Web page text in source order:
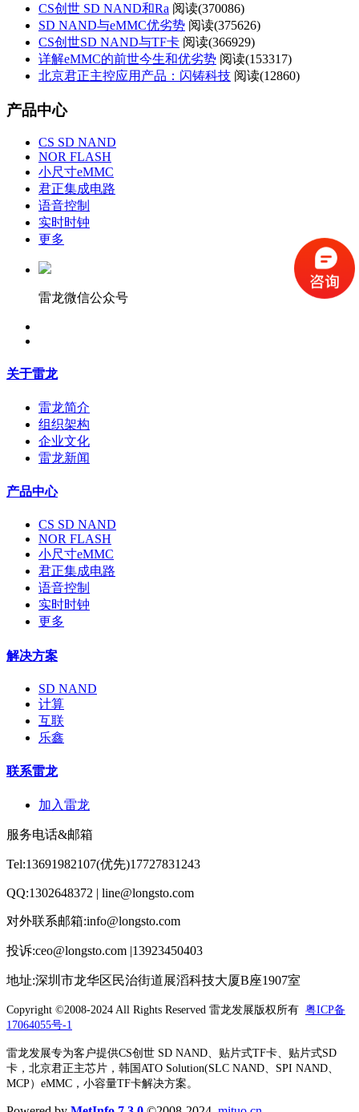
CS创世 SD NAND和Ra 阅读(370086)
SD NAND与eMMC优劣势 阅读(375626)
CS创世SD NAND与TF卡 阅读(366929)
详解eMMC的前世今生和优劣势 阅读(153317)
北京君正主控应用产品：闪铸科技 阅读(12860)
产品中心
CS SD NAND
NOR FLASH
小尺寸eMMC
君正集成电路
语音控制
实时时钟
更多
雷龙微信公众号
关于雷龙
雷龙简介
组织架构
企业文化
雷龙新闻
产品中心
CS SD NAND
NOR FLASH
小尺寸eMMC
君正集成电路
语音控制
实时时钟
更多
解决方案
SD NAND
计算
互联
乐鑫
联系雷龙
加入雷龙
服务电话&邮箱
Tel:13691982107(优先)17727831243
QQ:1302648372 | line@longsto.com
对外联系邮箱:info@longsto.com
投诉:ceo@longsto.com |13923450403
地址:深圳市龙华区民治街道展滔科技大厦B座1907室
Copyright ©2008-2024 All Rights Reserved 雷龙发展版权所有 粤ICP备
17064055号-1
雷龙发展专为客户提供CS创世 SD NAND、贴片式TF卡、贴片式SD
卡，北京君正主芯片，韩国ATO Solution(SLC NAND、SPI NAND、
MCP）eMMC，小容量TF卡解决方案。